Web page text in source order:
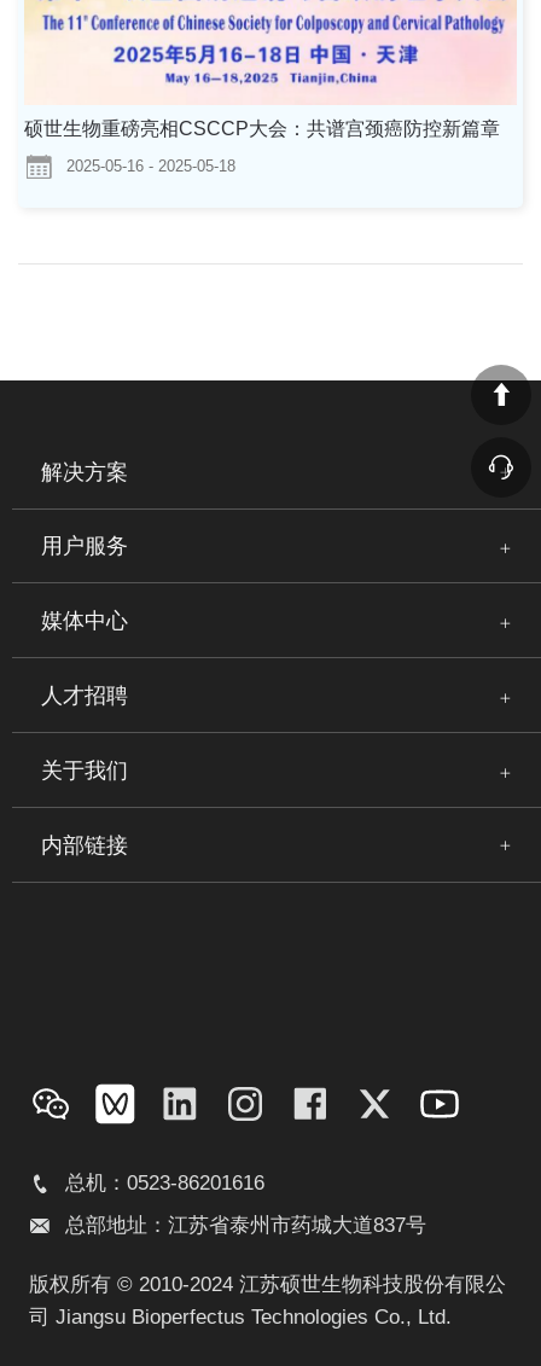
硕世生物重磅亮相CSCCP大会：共谱宫颈癌防控新篇章
2025-05-16 - 2025-05-18
解决方案
用户服务
媒体中心
人才招聘
关于我们
内部链接
总机：0523-86201616
总部地址：江苏省泰州市药城大道837号
版权所有 © 2010-2024 江苏硕世生物科技股份有限公
司 Jiangsu Bioperfectus Technologies Co., Ltd.